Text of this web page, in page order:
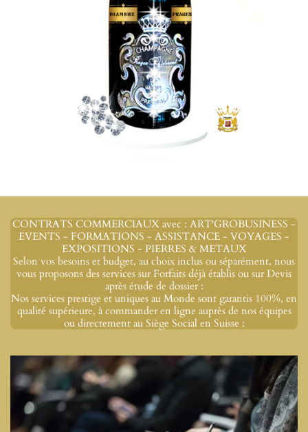
CONTRATS COMMERCIAUX avec : ART'GROBUSINESS -
EVENTS - FORMATIONS - ASSISTANCE - VOYAGES -
EXPOSITIONS - PIERRES & METAUX
Selon vos besoins et budget, au choix inclus ou séparément, nous
vous proposons des services sur Forfaits déjà établis ou sur Devis
après étude de dossier :
Nos services prestige et uniques au Monde sont garantis 100%, en
qualité supérieure, à commander en ligne auprès de nos équipes
ou directement au Siège Social en Suisse :